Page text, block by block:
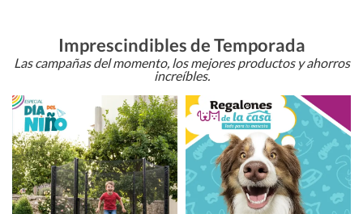
Imprescindibles de Temporada
Las campañas del momento, los mejores productos y ahorros
increíbles.